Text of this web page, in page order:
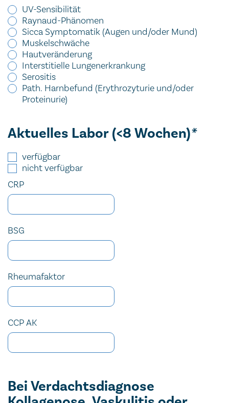
UV-Sensibilität
Raynaud-Phänomen
Sicca Symptomatik (Augen und/oder Mund)
Muskelschwäche
Hautveränderung
Interstitielle Lungenerkrankung
Serositis
Path. Harnbefund (Erythrozyturie und/oder
Proteinurie)
Aktuelles Labor (<8 Wochen)*
verfügbar
nicht verfügbar
CRP
BSG
Rheumafaktor
CCP AK
Bei Verdachtsdiagnose